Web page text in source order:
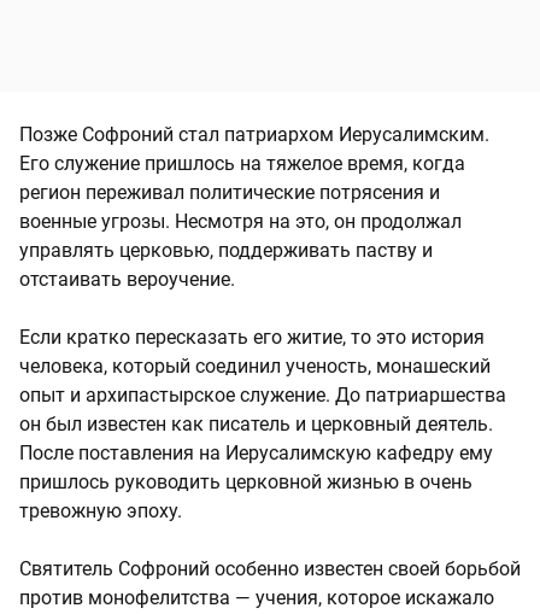
Позже Софроний стал патриархом Иерусалимским.
Его служение пришлось на тяжелое время, когда
регион переживал политические потрясения и
военные угрозы. Несмотря на это, он продолжал
управлять церковью, поддерживать паству и
отстаивать вероучение.
Если кратко пересказать его житие, то это история
человека, который соединил ученость, монашеский
опыт и архипастырское служение. До патриаршества
он был известен как писатель и церковный деятель.
После поставления на Иерусалимскую кафедру ему
пришлось руководить церковной жизнью в очень
тревожную эпоху.
Святитель Софроний особенно известен своей борьбой
против монофелитства — учения, которое искажало